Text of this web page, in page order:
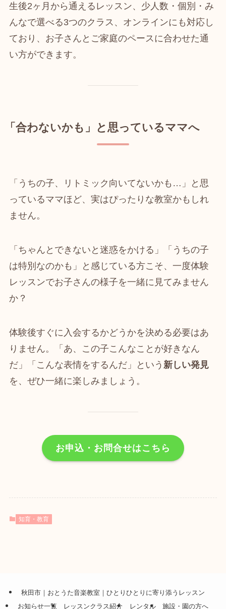
生後2ヶ月から通えるレッスン、少人数・個別・み
んなで選べる3つのクラス、オンラインにも対応し
ており、お子さんとご家庭のペースに合わせた通
い方ができます。
「合わないかも」と思っているママへ
「うちの子、リトミック向いてないかも…」と思
っているママほど、実はぴったりな教室かもしれ
ません。
「ちゃんとできないと迷惑をかける」「うちの子
は特別なのかも」と感じている方こそ、一度体験
レッスンでお子さんの様子を一緒に見てみません
か？
体験後すぐに入会するかどうかを決める必要はあ
りません。「あ、この子こんなことが好きなん
だ」「こんな表情をするんだ」という 新しい発見
を、ぜひ一緒に楽しみましょう。
お申込・お問合せはこちら
知育・教育
秋田市｜おとうた音楽教室｜ひとりひとりに寄り添うレッスン
お知らせ一覧
レッスンクラス紹介 レンタル 施設・園の方へ